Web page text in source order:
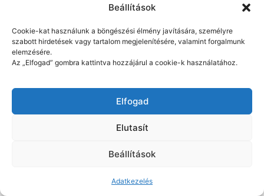
Beállítások
Cookie-kat használunk a böngészési élmény javítására, személyre
szabott hirdetések vagy tartalom megjelenítésére, valamint forgalmunk
elemzésére.
Az „Elfogad” gombra kattintva hozzájárul a cookie-k használatához.
Elfogad
Elutasít
Beállítások
Adatkezelés